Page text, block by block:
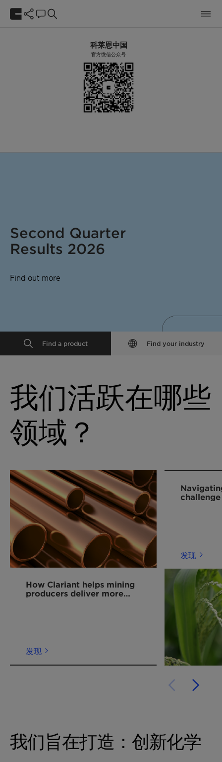
科莱恩中国
官方微信公众号
Second Quarter
Results 2026
Find out more
Find a product Find your industry
我们活跃在哪些
领域？
How Clariant helps mining
producers deliver more
发现
发现
我们旨在打造：创新化学